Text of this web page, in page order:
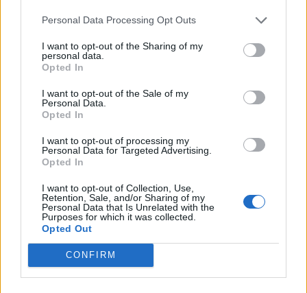
Personal Data Processing Opt Outs
I want to opt-out of the Sharing of my
personal data.
Opted In
I want to opt-out of the Sale of my
Personal Data.
Opted In
I want to opt-out of processing my
Personal Data for Targeted Advertising.
Opted In
I want to opt-out of Collection, Use,
Retention, Sale, and/or Sharing of my
Personal Data that Is Unrelated with the
Purposes for which it was collected.
Opted Out
CONFIRM
UUTISET
Leskeneläke ei kuulu kaikille –
ikärajasta
2